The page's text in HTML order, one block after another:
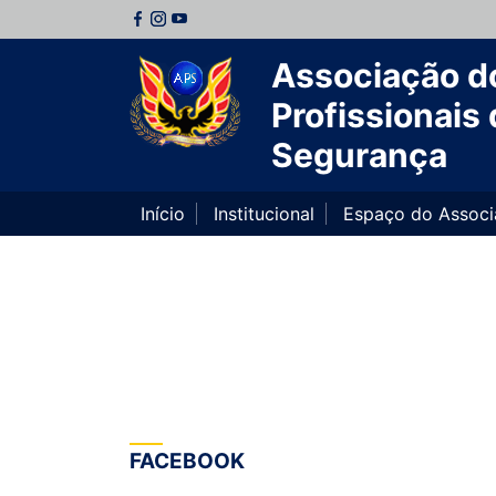
Associação
Profissionais
Segurança
Início Institucional Espaço do
FACEBOOK